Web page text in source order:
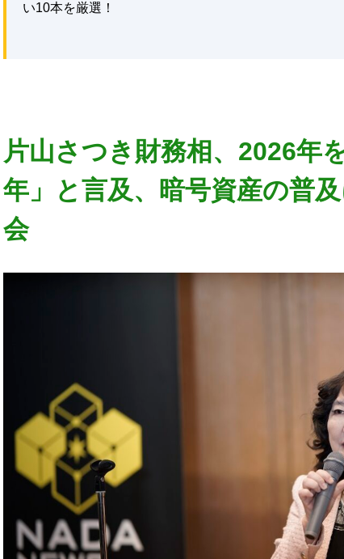
い10本を厳選！
片山さつき財務相、2026年
年」と言及、暗号資産の普
会